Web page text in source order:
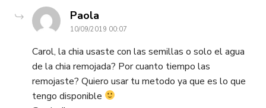
Paola
10/09/2019 00:07
Carol, la chia usaste con las semillas o solo el agua
de la chia remojada? Por cuanto tiempo las
remojaste? Quiero usar tu metodo ya que es lo que
tengo disponible